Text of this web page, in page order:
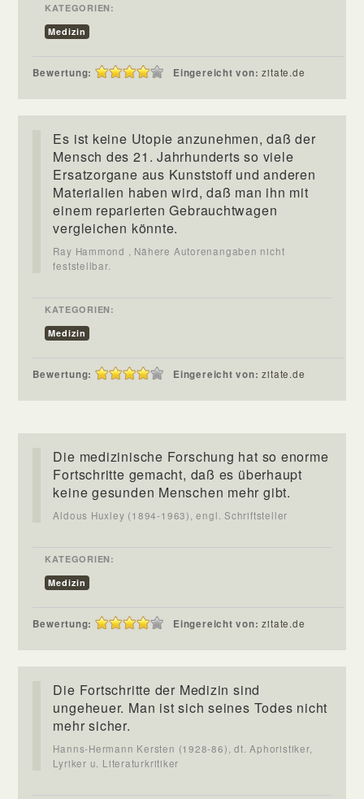
KATEGORIEN:
Medizin
Bewertung: Eingereicht von:zitate.de
Es ist keine Utopie anzunehmen, daß der
Mensch des 21. Jahrhunderts so viele
Ersatzorgane aus Kunststoff und anderen
Materialien haben wird, daß man ihn mit
einem reparierten Gebrauchtwagen
vergleichen könnte.
Ray Hammond , Nähere Autorenangaben nicht
feststellbar.
KATEGORIEN:
Medizin
Bewertung: Eingereicht von:zitate.de
Die medizinische Forschung hat so enorme
Fortschritte gemacht, daß es überhaupt
keine gesunden Menschen mehr gibt.
Aldous Huxley (1894-1963), engl. Schriftsteller
KATEGORIEN:
Medizin
Bewertung: Eingereicht von:zitate.de
Die Fortschritte der Medizin sind
ungeheuer. Man ist sich seines Todes nicht
mehr sicher.
Hanns-Hermann Kersten (1928-86), dt. Aphoristiker,
Lyriker u. Literaturkritiker